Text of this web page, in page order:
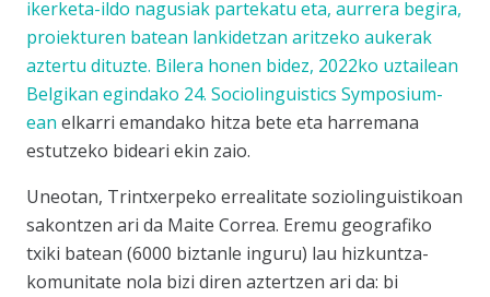
ikerketa-ildo nagusiak partekatu eta, aurrera begira,
proiekturen batean lankidetzan aritzeko aukerak
aztertu dituzte. Bilera honen bidez, 2022ko uztailean
Belgikan egindako 24. Sociolinguistics Symposium-
ean elkarri emandako hitza bete eta harremana
estutzeko bideari ekin zaio.
Uneotan, Trintxerpeko errealitate soziolinguistikoan
sakontzen ari da Maite Correa. Eremu geografiko
txiki batean (6000 biztanle inguru) lau hizkuntza-
komunitate nola bizi diren aztertzen ari da: bi